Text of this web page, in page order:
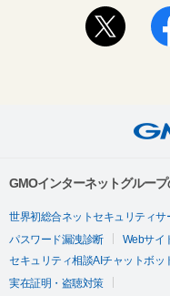
GMOインターネットグルー
世界初総合ネットセキュリティサ
パスワード漏洩診断
Webサイ
セキュリティ相談AIチャットボッ
実在証明・盗聴対策